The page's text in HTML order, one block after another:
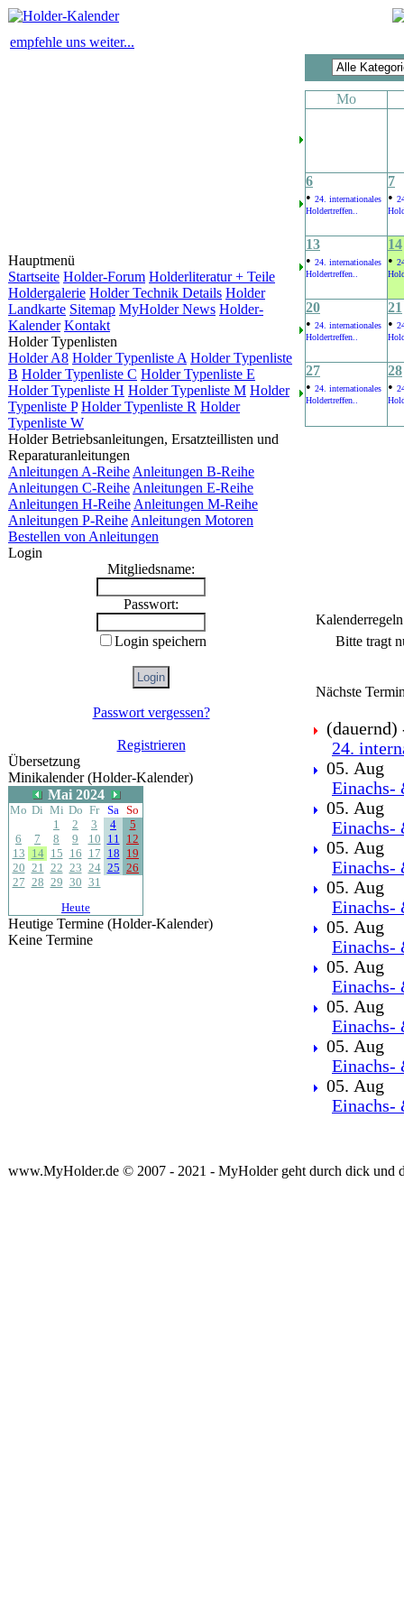
empfehle uns weiter...
Hauptmenü
Startseite Holder-Forum Holderliteratur + Teile
Holdergalerie Holder Technik Details Holder
Landkarte Sitemap MyHolder News Holder-
Kalender Kontakt
Holder Typenlisten
Holder A8 Holder Typenliste A Holder Typenliste
B Holder Typenliste C Holder Typenliste E
Holder Typenliste H Holder Typenliste M Holder
Typenliste P Holder Typenliste R Holder
Typenliste W
Holder Betriebsanleitungen, Ersatzteillisten und
Reparaturanleitungen
Anleitungen A-Reihe Anleitungen B-Reihe
Anleitungen C-Reihe Anleitungen E-Reihe
Anleitungen H-Reihe Anleitungen M-Reihe
Anleitungen P-Reihe Anleitungen Motoren
Bestellen von Anleitungen
Login
Mitgliedsname:
Passwort:
Login speichern
Passwort vergessen?
Registrieren
Übersetzung
Minikalender (Holder-Kalender)
Mai 2024
Mo Di Mi Do Fr Sa So
1
2 3 4
5
6
7 8 9 10 11 12
13 14 15 16 17 18 19
20 21 22 23 24 25 26
27 28 29 30 31
Heute
Heutige Termine (Holder-Kalender)
Keine Termine
Mo
6
• 24. internationales
Holdertreffen..
7
•
13
• 24. internationales
Holdertreffen..
14
•
20
• 24. internationales
Holdertreffen..
21
•
27
• 24. internationales
Holdertreffen..
28
•
Kalenderregeln
Bitte tragt
Nächste
(dauernd)
24.
05. Aug
Einachs-
05. Aug
Einachs-
05. Aug
Einachs-
05. Aug
Einachs-
05. Aug
Einachs-
05. Aug
Einachs-
05. Aug
Einachs-
05. Aug
Einachs-
05. Aug
Einachs-
www.MyHolder.de © 2007 - 2021 - MyHolder geht durch dick und